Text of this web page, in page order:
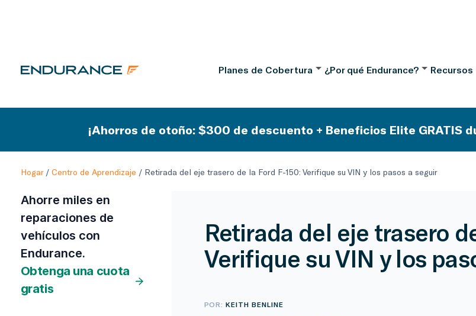
Planes de Cobertura ¿Por qué Endurance? Recursos
¡Ahorros de otoño: $300 de descuento + Beneficios Elite GRATIS
Hogar/ Centro de Aprendizaje / Retirada del eje trasero de la Ford F-150: Verifique su VIN y los pasos a seguir
Ahorre miles en
reparaciones de
vehículos con
Endurance.
Obtenga una cuota
gratis
Retirada del eje trasero
Verifique su VIN y los
POR:KEITH BENLINE